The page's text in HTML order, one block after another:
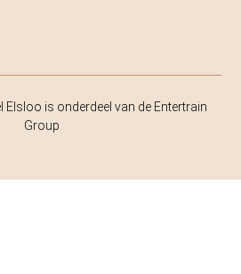
is onderdeel van de Entertrain
Group